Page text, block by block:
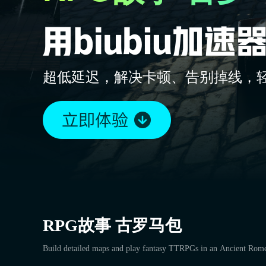
超低延迟，解决卡顿、告别掉线，
RPG故事 古罗马包
Build detailed maps and play fantasy TTRPGs in an Ancient